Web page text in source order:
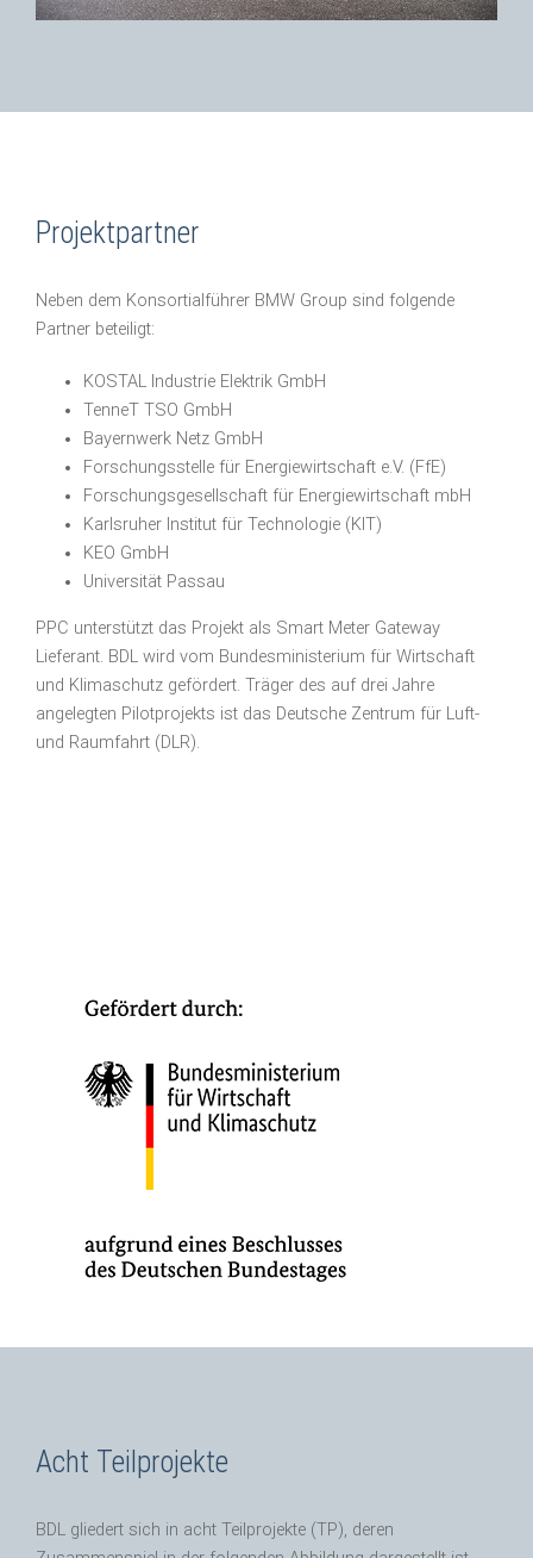
Projektpartner
Neben dem Konsortialführer BMW Group sind folgende
Partner beteiligt:
KOSTAL Industrie Elektrik GmbH
TenneT TSO GmbH
Bayernwerk Netz GmbH
Forschungsstelle für Energiewirtschaft e.V. (FfE)
Forschungsgesellschaft für Energiewirtschaft mbH
Karlsruher Institut für Technologie (KIT)
KEO GmbH
Universität Passau
PPC unterstützt das Projekt als Smart Meter Gateway
Lieferant. BDL wird vom Bundesministerium für Wirtschaft
und Klimaschutz gefördert. Träger des auf drei Jahre
angelegten Pilotprojekts ist das Deutsche Zentrum für Luft-
und Raumfahrt (DLR).
Acht Teilprojekte
BDL gliedert sich in acht Teilprojekte (TP), deren